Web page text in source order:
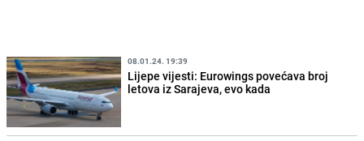
08.01.24. 19:39
Lijepe vijesti: Eurowings povećava broj
letova iz Sarajeva, evo kada